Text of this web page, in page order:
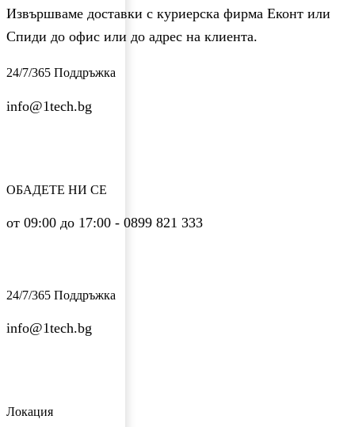
(95.84
лв.).
35,00 €
(68.45
лв.).
Извършваме доставки с куриерска фирма Еконт или
Спиди до офис или до адрес на клиента.
24/7/365 Поддръжка
info@1tech.bg
ОБАДЕТЕ НИ СЕ
от 09:00 до 17:00 - 0899 821 333
24/7/365 Поддръжка
info@1tech.bg
Локация